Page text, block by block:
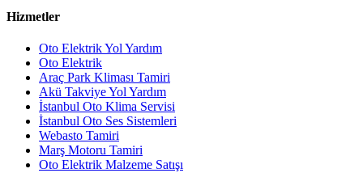
Hizmetler
Oto Elektrik Yol Yardım
Oto Elektrik
Araç Park Kliması Tamiri
Akü Takviye Yol Yardım
İstanbul Oto Klima Servisi
İstanbul Oto Ses Sistemleri
Webasto Tamiri
Marş Motoru Tamiri
Oto Elektrik Malzeme Satışı